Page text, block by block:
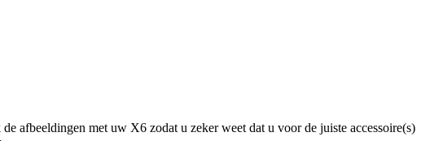
afbeeldingen met uw X6 zodat u zeker weet dat u voor de juiste accessoire(s)